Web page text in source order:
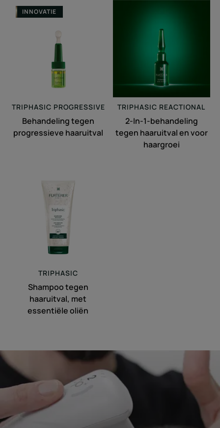
Behandeling
tegen
haaruitval
INNOVATIE
TRIPHASIC PROGRESSIVE
Behandeling tegen
progressieve haaruitval
1-
behandeling
tegen
haaruitval
en
voor
haargroei
TRIPHASIC REACTIONAL
2-In-1-behandeling
tegen haaruitval en voor
haargroei
haaruitval,
met
essentiële
oliën
TRIPHASIC
Shampoo tegen
haaruitval, met
essentiële oliën
De
diagnose
starten